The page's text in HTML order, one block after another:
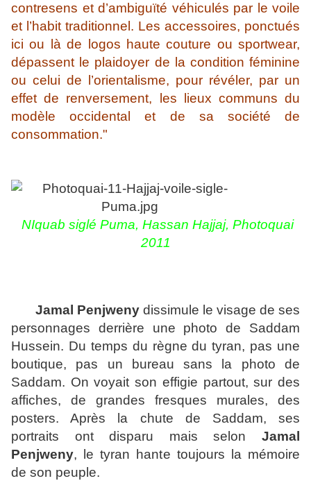
contresens et d’ambiguïté véhiculés par le voile
et l’habit traditionnel. Les accessoires, ponctués
ici ou là de logos haute couture ou sportwear,
dépassent le plaidoyer de la condition féminine
ou celui de l’orientalisme, pour révéler, par un
effet de renversement, les lieux communs du
modèle occidental et de sa société de
consommation."
NIquab siglé Puma, Hassan Hajjaj, Photoquai
2011
Jamal Penjweny dissimule le visage de ses
personnages derrière une photo de Saddam
Hussein. Du temps du règne du tyran, pas une
boutique, pas un bureau sans la photo de
Saddam. On voyait son effigie partout, sur des
affiches, de grandes fresques murales, des
posters. Après la chute de Saddam, ses
portraits ont disparu mais selon Jamal
Penjweny, le tyran hante toujours la mémoire
de son peuple.